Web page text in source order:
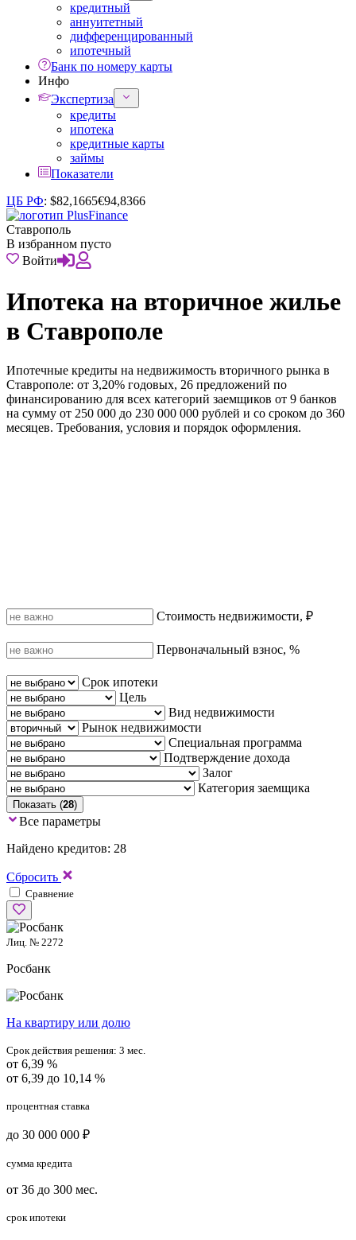
кредитный
аннуитетный
дифференцированный
ипотечный
Банк по номеру карты
Инфо
Экспертиза
кредиты
ипотека
кредитные карты
займы
Показатели
ЦБ РФ: $82,1665€94,8366
Ставрополь
В избранном пусто
Войти
Ипотека на вторичное жилье
в Ставрополе
Ипотечные кредиты на недвижимость вторичного рынка в
Ставрополе: от 3,20% годовых, 26 предложений по
финансированию для всех категорий заемщиков от 9 банков
на сумму от 250 000 до 230 000 000 рублей и со сроком до 360
месяцев. Требования, условия и порядок оформления.
Стоимость недвижимости, ₽
Первоначальный взнос, %
Срок ипотеки
Цель
Вид недвижимости
Рынок недвижимости
Специальная программа
Подтверждение дохода
Залог
Категория заемщика
Показать (28)
Все параметры
Найдено кредитов: 28
Сбросить
Сравнение
Лиц. № 2272
Росбанк
На квартиру или долю
Срок действия решения: 3 мес.
от 6,39 %
от 6,39 до 10,14 %
процентная ставка
до 30 000 000 ₽
сумма кредита
от 36 до 300 мес.
срок ипотеки